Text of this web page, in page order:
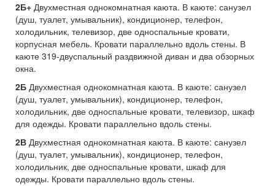
2Б+ Двухместная однокомнатная каюта. В каюте: санузел
(душ, туалет, умывальник), кондиционер, телефон,
холодильник, телевизор, две односпальные кровати,
корпусная мебель. Кровати параллельно вдоль стены. В
каюте 319-двуспальный раздвижной диван и два обзорных
окна.
2Б Двухместная однокомнатная каюта. В каюте: санузел
(душ, туалет, умывальник), кондиционер, телефон,
холодильник, две односпальные кровати, телевизор, шкаф
для одежды. Кровати параллельно вдоль стены.
2В Двухместная однокомнатная каюта. В каюте: санузел
(душ, туалет, умывальник), кондиционер, телефон,
холодильник, две односпальные кровати, шкаф для
одежды. Кровати параллельно вдоль стены.